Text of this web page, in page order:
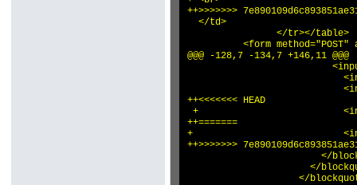
++>>>>>>>
  </td>
                </tr></table>
<form method="POST"
@@@ -128,7 -134,7 +146,11 @@@
++<<<<<<< HEAD
+                          <input
++=======
+                           <input
++>>>>>>>
</
</
</